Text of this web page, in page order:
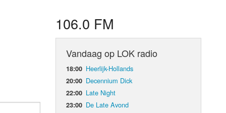
106.0 FM
Vandaag op LOK radio
18:00 Heerlijk-Hollands
20:00 Decennium Dick
22:00 Late Night
23:00 De Late Avond